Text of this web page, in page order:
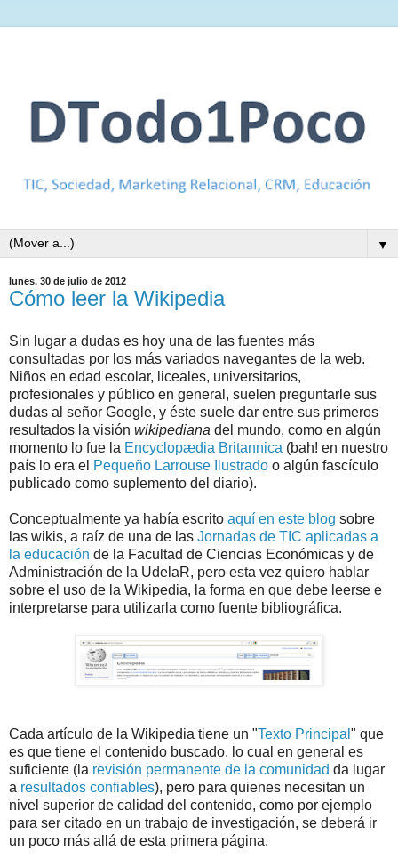
▼
lunes, 30 de julio de 2012
Cómo leer la Wikipedia
Sin lugar a dudas es hoy una de las fuentes más
consultadas por los más variados navegantes de la web.
Niños en edad escolar, liceales, universitarios,
profesionales y público en general, suelen preguntarle sus
dudas al señor Google, y éste suele dar entre sus primeros
resultados la visión wikipediana del mundo, como en algún
momento lo fue la Encyclopædia Britannica (bah! en nuestro
país lo era el Pequeño Larrouse Ilustrado o algún fascículo
publicado como suplemento del diario).
Conceptualmente ya había escrito aquí en este blog sobre
las wikis, a raíz de una de las Jornadas de TIC aplicadas a
la educación de la Facultad de Ciencias Económicas y de
Administración de la UdelaR, pero esta vez quiero hablar
sobre el uso de la Wikipedia, la forma en que debe leerse e
interpretarse para utilizarla como fuente bibliográfica.
Cada artículo de la Wikipedia tiene un "Texto Principal " que
es que tiene el contenido buscado, lo cual en general es
suficiente (la revisión permanente de la comunidad da lugar
a resultados confiables), pero para quienes necesitan un
nivel superior de calidad del contenido, como por ejemplo
para ser citado en un trabajo de investigación, se deberá ir
un poco más allá de esta primera página.